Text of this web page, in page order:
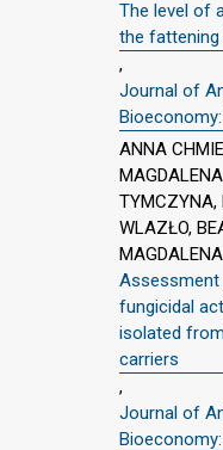
The level of
the
,
Journal of
ANNA
TYMCZYNA,
WLAZŁO,
fungicidal
isolated
carriers
,
Journal of